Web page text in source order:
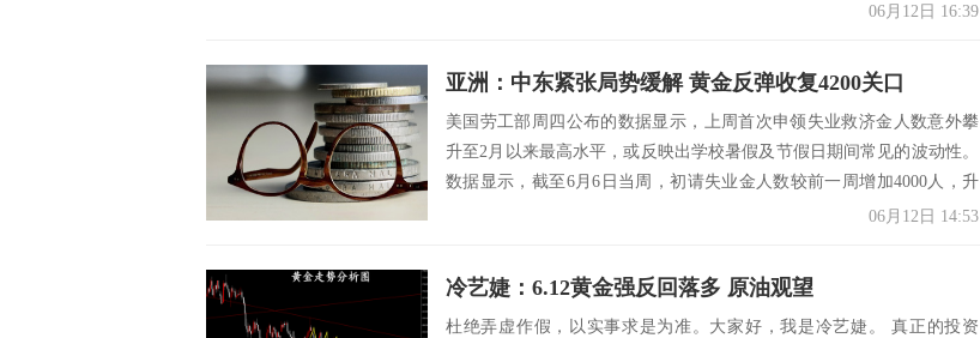
06月12日 16:39
亚洲：中东紧张局势缓解 黄金反弹收复4200关口
美国劳工部周四公布的数据显示，上周首次申领失业救济金人数意外攀
升至2月以来最高水平，或反映出学校暑假及节假日期间常见的波动性。
数据显示，截至6月6日当周，初请失业金人数较前一周增加4000人，升
06月12日 14:53
冷艺婕：6.12黄金强反回落多 原油观望
杜绝弄虚作假，以实事求是为准。大家好，我是冷艺婕。 真正的投资